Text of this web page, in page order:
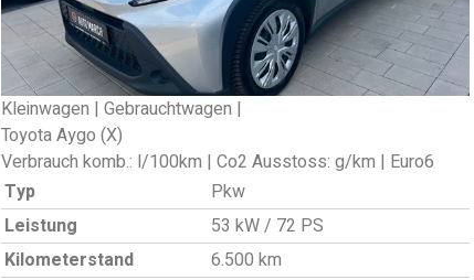
Kleinwagen | Gebrauchtwagen |
Toyota Aygo (X)
Verbrauch komb.: l/100km | Co2 Ausstoss: g/km | Euro6
Typ
Pkw
Leistung
53 kW / 72 PS
Kilometerstand
6.500 km